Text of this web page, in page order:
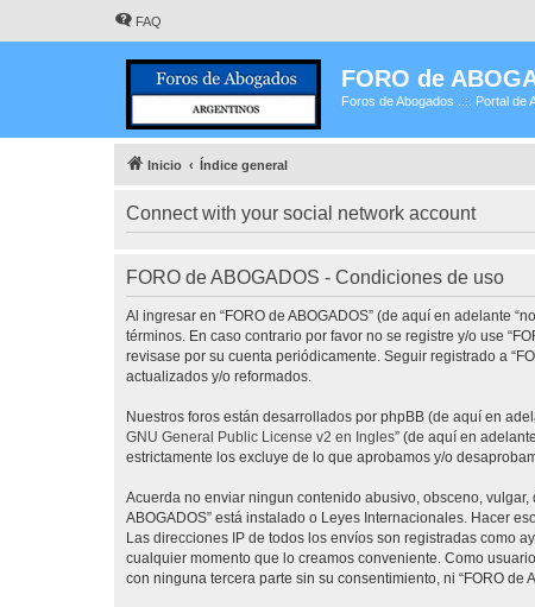
FAQ
FORO de
Foros de Abogados .::. Portal de
Inicio Índice general
Connect with your social network account
FORO de ABOGADOS - Condiciones de uso
Al ingresar en “FORO de ABOGADOS” (de aquí en adelante
términos. En caso contrario por favor no se registre y/o use
revisase por su cuenta periódicamente. Seguir registrado a
actualizados y/o reformados.
Nuestros foros están desarrollados por phpBB (de aquí en
GNU General Public License v2 en Ingles” (de aquí en
estrictamente los excluye de lo que aprobamos y/o
Acuerda no enviar ningun contenido abusivo, obsceno,
ABOGADOS” está instalado o Leyes Internacionales. Hacer
Las direcciones IP de todos los envíos son registradas como
cualquier momento que lo creamos conveniente. Como
con ninguna tercera parte sin su consentimiento, ni “FORO